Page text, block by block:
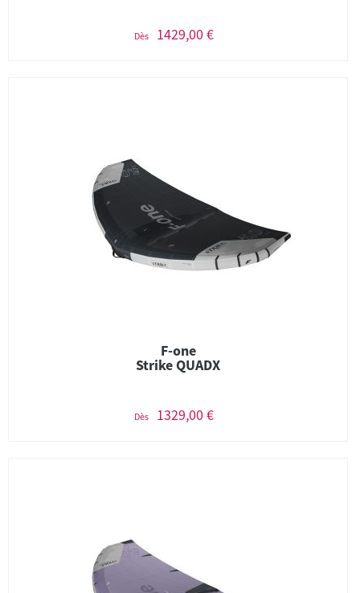
Dès 1429,00 €
F-one
Strike QUADX
Dès 1329,00 €